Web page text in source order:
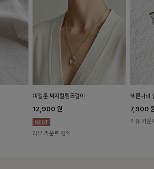
피엘룬 써지컬링목걸이
12,900 원
리뷰 카운트 영역
헤룬나비
7,900
리뷰 카운